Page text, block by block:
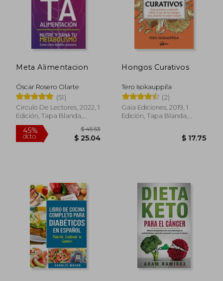
40%
dcto.
45%
dcto.
Meta Alimentacion
Óscar Rosero Olarte
(51)
Circulo De Lectores, 2022, 1
Edición, Tapa Blanda,
Nuevo
Hongos Curativos
Tero Isokauppila
(2)
Gaia Ediciones, 2019, 1
Edición, Tapa Blanda,